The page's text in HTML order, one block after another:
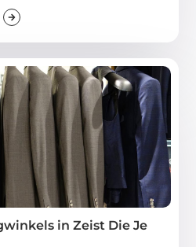
in Zeist Die Je